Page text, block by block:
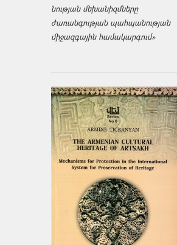
նության մեխանիզմները
ժառանգության պահպանության
միջազ­գային համակարգում»